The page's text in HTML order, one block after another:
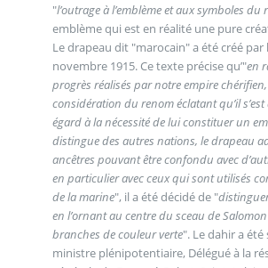
"l’outrage à l’emblème et aux symboles du
emblème qui est en réalité une pure
Le drapeau dit "marocain" a été créé par
novembre 1915. Ce texte précise qu’"en
progrès réalisés par notre empire
considération du renom éclatant qu’il
égard à la nécessité de lui constituer un
distingue des autres nations, le drapeau
ancêtres pouvant être confondu avec
en particulier avec ceux qui sont utilisés
de la marine", il a été décidé de "
en l’ornant au centre du sceau de
branches de couleur verte". Le dahir a été
ministre plénipotentiaire, Délégué à la